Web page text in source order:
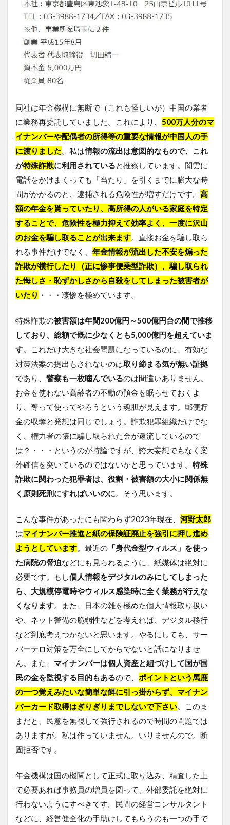
同社は年金機構に無断で（これも怪しいが）中国の業者
に業務再委託していました。これにより、 500万人分のマ
イナンバーや配偶者の所得等の重要な情報が中国人の手
に渡りました。私は情報の流出は意図的なもので、これ
が特殊詐欺に利用されていると推察しています。闇雲に
電話をかけまくっても「当たり」を引くまでに膨大な時
間がかかるのと、逮捕される危険性が増すだけです。 高
額の年金を貰っていたり、高所得の人がいる家庭を特定
することで、危険性を極力抑えて効率よく、一度に沢山
のお金を騙し取ることが出来ます。直接お金を騙し取ら
れる事件だけでなく、 年金情報が流出した不安を煽った
詐欺が横行したり（正に惨事便乗型詐欺）、騙し取られ
た悔しさ・恥ずかしさから自殺をしてしまった被害者が
いたり ・・・凄惨を極めています。
特殊詐欺の被害額は年間200億円～500億円台の間で推移
しており、総額で既に少なくとも5,000億円を超えていま
す。これだけ大きな社会問題になっているのに、有効な
対策法案の提出もされないのは取り締まる気が無い証拠
であり、 警察も一枚噛んでいるのは間違いありません。
お金を使わない高齢者の不動の預金を眠らせておくよ
り、奪って使ってやろうという魂胆が見えます。郵便貯
金の収奪と発想は同じでしょう。詐欺犯罪組織だけでな
く、権力者の懐に騙し取られた金が還流しているので
は？・・・というのが持論ですが、誇大妄想でもなく案
外確信を突いているのではないかと思っています。 特殊
詐欺に関わった犯罪者は、役割・被害額の大小に関係無
く原則死刑にすればいいのに。そう思います。
こんな事件があったにも関わらず2023年現在、 河野太郎
はマイナンバー推進と紙の保険証廃止を強引に押し進め
ようとしています。最近の 「身代金型ウィルス」を使っ
た病院の脅迫などにも見られるように、紙媒体は絶対に
必要です。もし個人情報をデジタルのみにしてしまった
ら、大規模停電時やウィルス感染時に全く業務が行えな
くなります。また、日本の雑を極めた個人情報取り扱い
や、ネット警備の脆弱性などを考えれば、デジタル移行
など到底考えつかないと思います。やるにしても、サー
バーテロ対策を万全にしてからでないと話になりませ
ん。また、 マイナンバーは個人資産と紐づけして国が国
民の金を監視する目的もあるので、 ポイントという馬鹿
の一つ覚えみたいな簡単な餌に引っ掛からず、マイナン
バーカード取得はぎりぎりまでしないで下さい。このま
まだと、民意を無視して強行されるので時間の問題では
ありますが。私は作っていません。いりませんので。断
固拒否です。
年金機構は国の機関として正式に取り込み、精査した上
で必要あれば事務員の増員を図って、外部委託を絶対に
行わないようにすべきです。民間の経営コンサルタント
などに、経営健全化の手助けしてもらうのも一つの手で